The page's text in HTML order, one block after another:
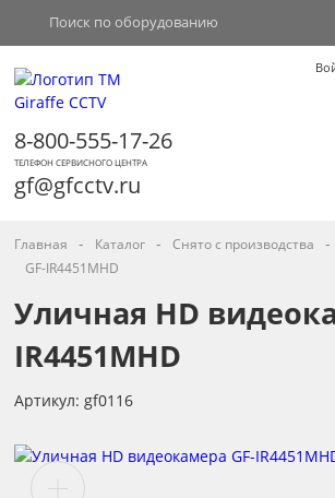
8-800-555-17-26
ТЕЛЕФОН СЕРВИСНОГО ЦЕНТРА
gf@gfcctv.ru
Главная - Каталог - Снято с производства -
GF-IR4451MHD
Уличная HD
IR4451MHD
Артикул: gf0116